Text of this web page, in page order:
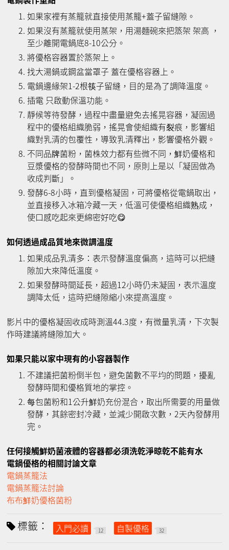
如果家裡有蒸籠就直接使用蒸籠+蓋子留縫隙。
如果沒有蒸籠就使用蒸架，用湯麵碗來把篜架 架高 ，
至少離開電鍋底8-10公分。
將優格容器置於篜架上。
找大湯鍋或鋼盆當罩子 蓋在優格容器上。
電鍋邊緣架1-2根筷子留縫，目的是為了調降溫度。
插電 只啟動保溫功能。
靜候等待發酵，過程中盡量避免去搖晃容器，凝固過
程中的優格組織脆弱，搖晃會使組織有裂痕，影響組
織對乳清的包覆性，導致乳清釋出，影響優格外觀。
不同品牌菌粉，菌株效力都有些微不同，鮮奶優格和
豆漿優格的發酵時間也不同，原則上是以「凝固做為
收成判斷」。
發酵6-8小時，直到優格凝固，可將優格從電鍋取出，
並直接移入冰箱冷藏一天，低溫可使優格組織熟成，
使口感吃起來更綿密好吃😋
如何透過成品質地來微調溫度
如果成品乳清多：表示發酵溫度偏高，這時可以把縫
隙加大來降低溫度。
如果發酵時間延長，超過12小時仍未凝固，表示溫度
調降太低，這時把縫隙縮小來提高溫度。
影片中的優格凝固收成時測溫44.3度，有微量乳清，下次製
作時建議將縫隙加大。
如果只能以家中現有的小容器製作
不建議把菌粉倒半包，避免菌數不平均的問題，擾亂
發酵時間和優格質地的掌控。
每包菌粉和1公升鮮奶充份混合，取出所需要的用量做
發酵，其餘密封冷藏，並減少開啟次數，2天內發酵用
完。
任何接觸鮮奶菌液體的容器都必須洗乾淨晾乾不能有水
電鍋優格的相關討論文章
電鍋蒸籠法
電鍋蒸籠法討論
布布鮮奶優格菌粉
標籤： 入門必讀 12 自製優格 32